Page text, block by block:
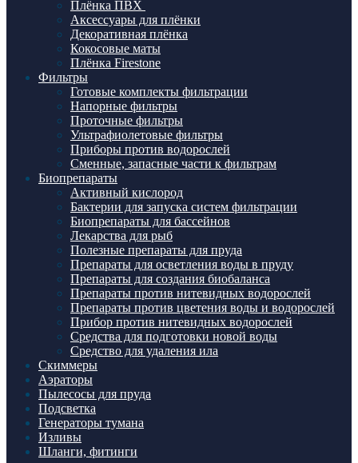
Плёнка ПВХ
Аксессуары для плёнки
Декоративная плёнка
Кокосовые маты
Плёнка Firestone
Фильтры
Готовые комплекты фильтрации
Напорные фильтры
Проточные фильтры
Ультрафиолетовые фильтры
Приборы против водорослей
Сменные, запасные части к фильтрам
Биопрепараты
Активный кислород
Бактерии для запуска систем фильтрации
Биопрепараты для бассейнов
Лекарства для рыб
Полезные препараты для пруда
Препараты для осветления воды в пруду
Препараты для создания биобаланса
Препараты против нитевидных водорослей
Препараты против цветения воды и водорослей
Прибор против нитевидных водорослей
Средства для подготовки новой воды
Средство для удаления ила
Скиммеры
Аэраторы
Пылесосы для пруда
Подсветка
Генераторы тумана
Изливы
Шланги, фитинги